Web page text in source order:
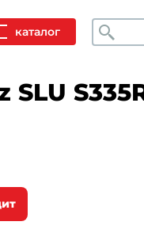
каталог Поиск